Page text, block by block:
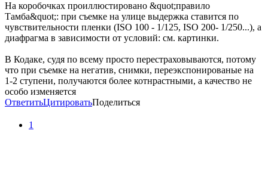
На коробочках проиллюстировано &quot;правило
Тамба&quot;: при съемке на улице выдержка ставится по
чувствительности пленки (ISO 100 - 1/125, ISO 200- 1/250...), а
диафрагма в зависимости от условий: см. картинки.
В Кодаке, судя по всему просто перестраховываются, потому
что при съемке на негатив, снимки, переэкспонированые на
1-2 ступени, получаются более котнрастными, а качество не
особо изменяется
ОтветитьЦитироватьПоделиться
1